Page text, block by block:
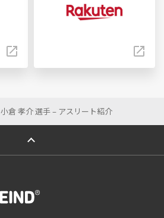
小倉 孝介 選手 – アスリート紹介